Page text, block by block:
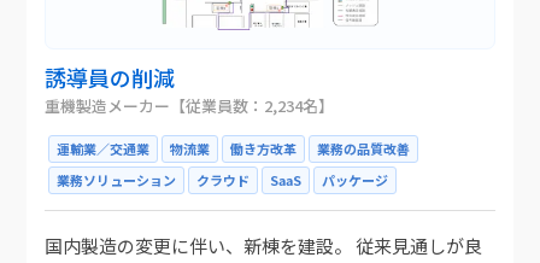
誘導員の削減
重機製造メーカー【従業員数：2,234名】
運輸業／交通業 物流業 働き方改革
業務の品質改善
業務ソリューション
クラウド SaaS パッケージ
国内製造の変更に伴い、新棟を建設。 従来見通しが良